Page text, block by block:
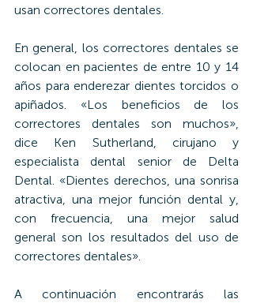
usan correctores dentales.
En general, los correctores dentales se
colocan en pacientes de entre 10 y 14
años para enderezar dientes torcidos o
apiñados. «Los beneficios de los
correctores dentales son muchos»,
dice Ken Sutherland, cirujano y
especialista dental senior de Delta
Dental. «Dientes derechos, una sonrisa
atractiva, una mejor función dental y,
con frecuencia, una mejor salud
general son los resultados del uso de
correctores dentales».
A continuación encontrarás las